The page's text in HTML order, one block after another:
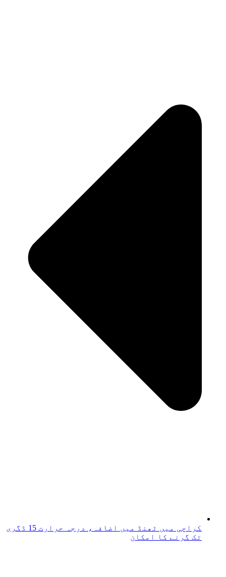
کراچی میں ٹھنڈ میں اضافہ، درجہ حرارت 15 ڈگری
تک گرنے کا امکان